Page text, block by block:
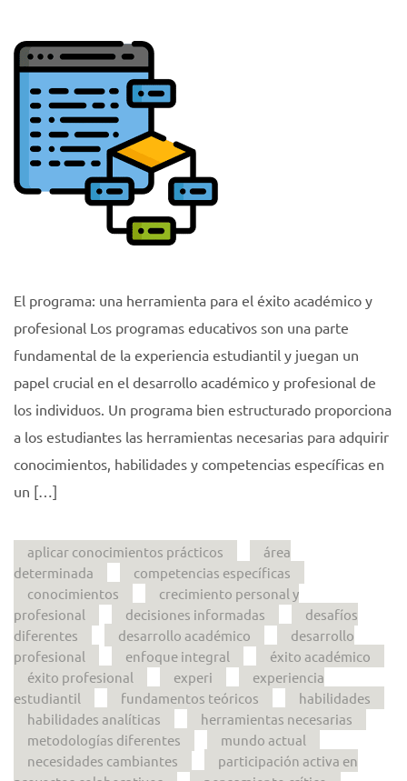
El programa: una herramienta para el éxito académico y
profesional Los programas educativos son una parte
fundamental de la experiencia estudiantil y juegan un
papel crucial en el desarrollo académico y profesional de
los individuos. Un programa bien estructurado proporciona
a los estudiantes las herramientas necesarias para adquirir
conocimientos, habilidades y competencias específicas en
un […]
aplicar conocimientos prácticos
área
determinada
competencias específicas
conocimientos
crecimiento personal y
profesional
decisiones informadas
desafíos
diferentes
desarrollo académico
desarrollo
profesional
enfoque integral
éxito académico
éxito profesional
experi
experiencia
estudiantil
fundamentos teóricos
habilidades
habilidades analíticas
herramientas necesarias
metodologías diferentes
mundo actual
necesidades cambiantes
participación activa en